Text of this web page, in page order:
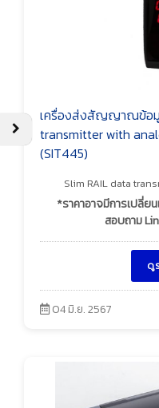
เครื่องส่งสัญญาณข้อมู
transmitter with
(SIT445)
Slim RAIL data
*ราคาอาจมีการเปลี่ย
สอบถาม
ดู
04 มิ.ย. 2567